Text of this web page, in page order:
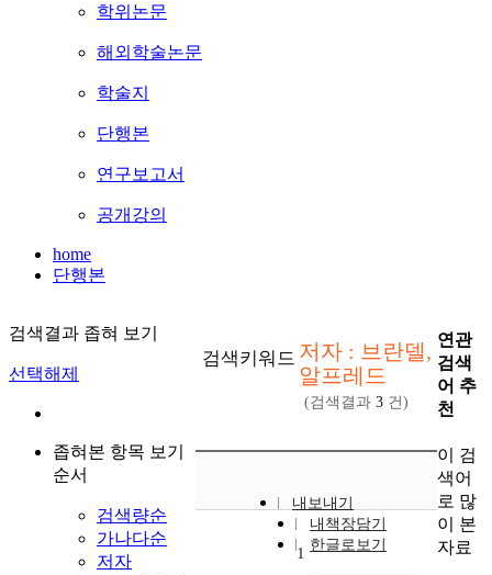
학위논문
해외학술논문
학술지
단행본
연구보고서
공개강의
home
단행본
검색결과 좁혀 보기
선택해제
좁혀본 항목 보기
순서
검색량순
가나다순
저자
검색키워드 저자 : 브란델,
알프레드
(검색결과 3 건)
내보내기
내책장담기
한글로보기
1
연관
검색
어 추
천
이 검
색어
로 많
이 본
자료